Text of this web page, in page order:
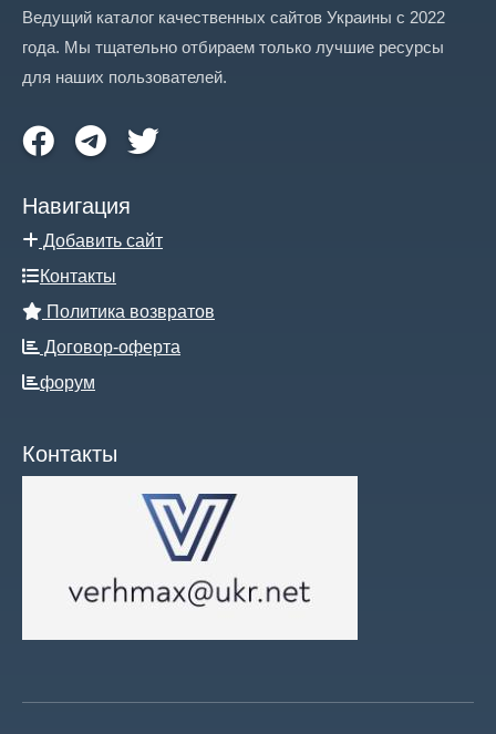
Ведущий каталог качественных сайтов Украины с 2022
года. Мы тщательно отбираем только лучшие ресурсы
для наших пользователей.
Навигация
Добавить сайт
Контакты
Политика возвратов
Договор-оферта
форум
Контакты